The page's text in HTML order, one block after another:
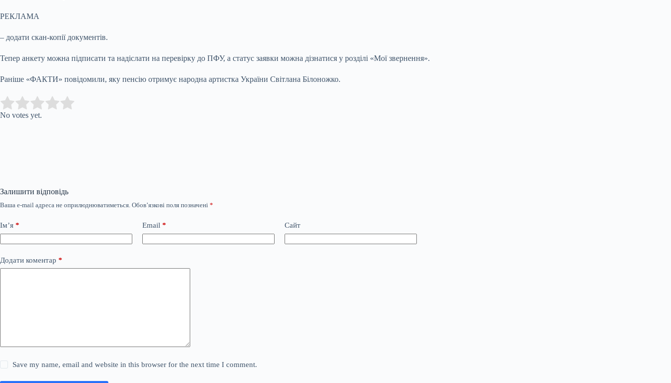
РЕКЛАМА
– додати скан-копії документів.
Тепер анкету можна підписати та надіслати на перевірку до ПФУ, а статус заявки можна дізнатися у розділі «Мої звернення».
Раніше «ФАКТИ» повідомили, яку пенсію отримує народна артистка України Світлана Білоножко.
Rate this item:
No votes yet.
Залишити відповідь
Ваша e-mail адреса не оприлюднюватиметься. Обов’язкові поля позначені *
Ім’я * Email * Сайт
Додати коментар *
Save my name, email and website in this browser for the next time I comment.